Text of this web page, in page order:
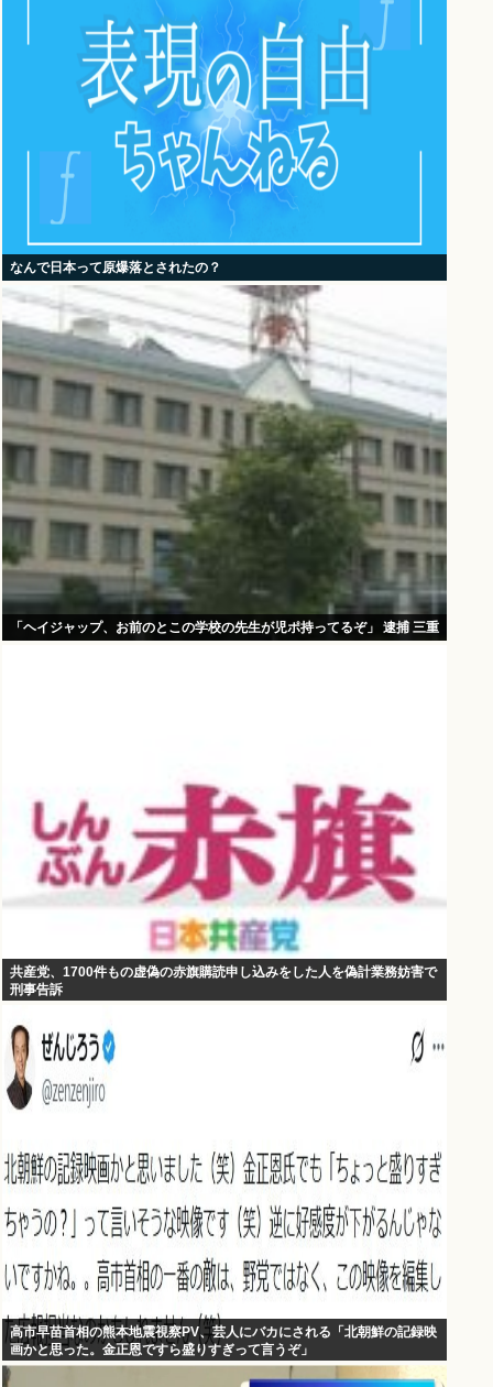
なんで日本って原爆落とされたの？
「ヘイジャップ、お前のとこの学校の先生が児ポ持ってるぞ」 逮捕 三重
共産党、1700件もの虚偽の赤旗購読申し込みをした人を偽計業務妨害で
刑事告訴
高市早苗首相の熊本地震視察PV、芸人にバカにされる「北朝鮮の記録映
画かと思った。金正恩ですら盛りすぎって言うぞ」